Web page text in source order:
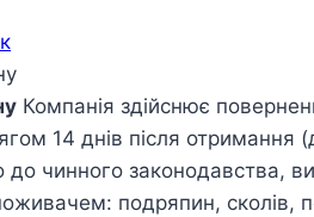
Компанія здійснює
14 днів після отримання
до чинного законодавства,
подряпин,